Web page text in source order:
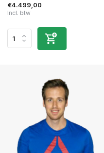
€4.499,00
Incl. btw